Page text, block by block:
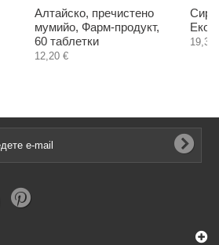
Алтайско, пречистено
мумийо, Фарм-продукт,
60 таблетки
12,20 €
19,30